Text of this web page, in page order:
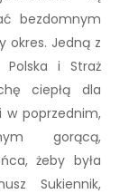
bezdomnym
okres. Jedną z
i Straż
ciepłą dla
poprzednim,
gorącą,
żeby była
Sukiennik,